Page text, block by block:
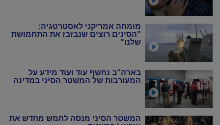
מומחה אמריקני לאסטרטגיה:
"הסינים רוצים שנבזבז את התחמושת
שלנו"
בארה"ב נחשף עוד ועוד מידע על
המעורבות של המשטר הסיני במדינה
המשטר הסיני מנסה לחמש מחדש את